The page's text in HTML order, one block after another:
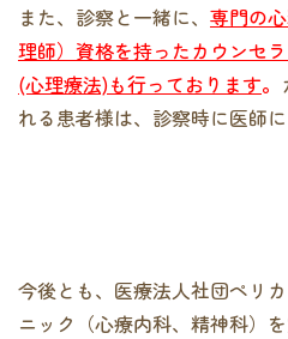
また、診察と一緒に、 専門の
理師）資格を持ったカウンセ
(心理療法)も行っております。
れる患者様は、診察時に医師に
今後とも、医療法人社団ペリ
ニック（心療内科、精神科）